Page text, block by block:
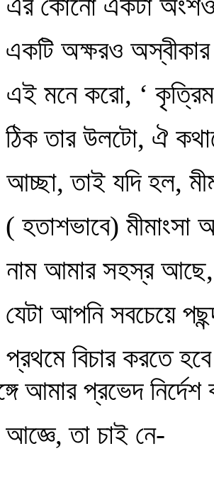
অক্ষরও
মনে করো, ‘ কৃত্রিম
তার উলটো, ঐ
তাই যদি হল,
হতাশভাবে)
আমার সহস্র
আপনি সবচেয়ে
বিচার করতে
আমার প্রভেদ
তা চাই নে-